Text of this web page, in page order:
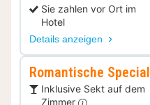
Sie zahlen vor Ort im
Hotel
Details anzeigen
Romantische Special
Inklusive Sekt auf dem
Zimmer